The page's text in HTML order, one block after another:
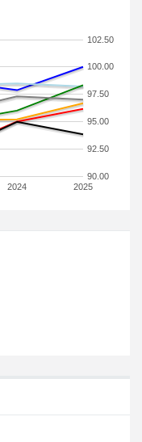
2024 2025
90.00
92.50
95.00
97.50
100.00
102.50